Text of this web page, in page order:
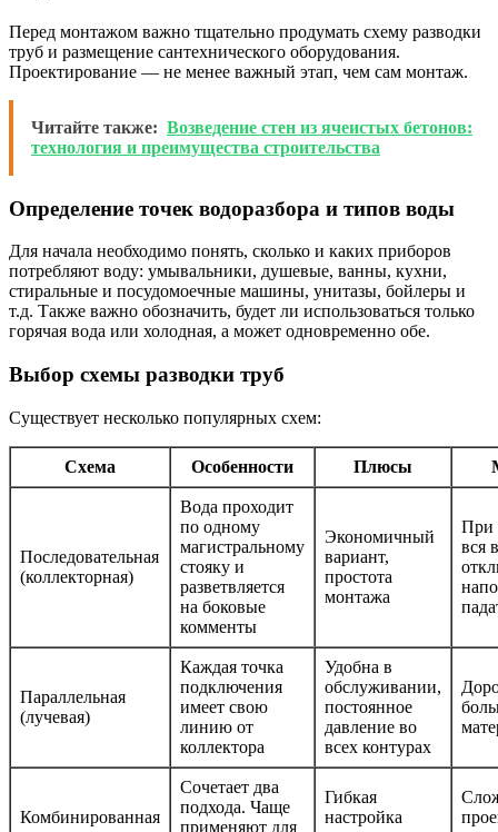
Перед монтажом важно тщательно продумать схему разводки
труб и размещение сантехнического оборудования.
Проектирование — не менее важный этап, чем сам монтаж.
Читайте также: Возведение стен из ячеистых бетонов:
технология и преимущества строительства
Определение точек водоразбора и типов воды
Для начала необходимо понять, сколько и каких приборов
потребляют воду: умывальники, душевые, ванны, кухни,
стиральные и посудомоечные машины, унитазы, бойлеры и
т.д. Также важно обозначить, будет ли использоваться только
горячая вода или холодная, а может одновременно обе.
Выбор схемы разводки труб
Существует несколько популярных схем:
Схема Особенности Плюсы
Последовательная
(коллекторная)
Вода проходит
по одному
магистральному
стояку и
разветвляется
на боковые
комменты
Экономичный
вариант,
простота
монтажа
При
вся
Параллельная
(лучевая)
Каждая точка
подключения
имеет свою
линию от
коллектора
Удобна в
обслуживании,
постоянное
давление во
всех контурах
Комбинированная
Сочетает два
подхода. Чаще
применяют для
Гибкая
настройка